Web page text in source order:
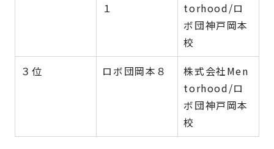
１
torhood/ロ
ボ団神戸岡本
校
３位
ロボ団岡本８
株式会社Men
torhood/ロ
ボ団神戸岡本
校